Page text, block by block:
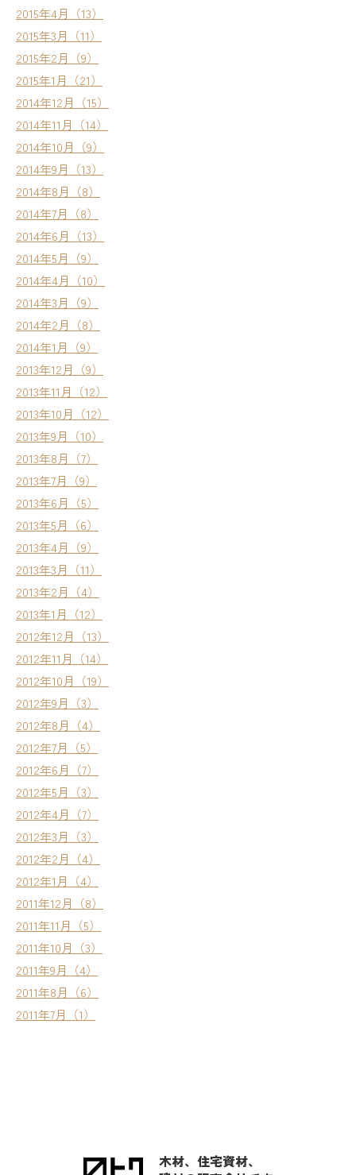
2015年4月（13）
2015年3月（11）
2015年2月（9）
2015年1月（21）
2014年12月（15）
2014年11月（14）
2014年10月（9）
2014年9月（13）
2014年8月（8）
2014年7月（8）
2014年6月（13）
2014年5月（9）
2014年4月（10）
2014年3月（9）
2014年2月（8）
2014年1月（9）
2013年12月（9）
2013年11月（12）
2013年10月（12）
2013年9月（10）
2013年8月（7）
2013年7月（9）
2013年6月（5）
2013年5月（6）
2013年4月（9）
2013年3月（11）
2013年2月（4）
2013年1月（12）
2012年12月（13）
2012年11月（14）
2012年10月（19）
2012年9月（3）
2012年8月（4）
2012年7月（5）
2012年6月（7）
2012年5月（3）
2012年4月（7）
2012年3月（3）
2012年2月（4）
2012年1月（4）
2011年12月（8）
2011年11月（5）
2011年10月（3）
2011年9月（4）
2011年8月（6）
2011年7月（1）
木材、住宅資材、